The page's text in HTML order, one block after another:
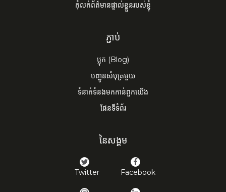
កុំលក់ព័ត៌មានផ្ទាល់ខ្លួនរបស់ខ្ញុំ
ភ្ជាប់
ប្លុក (Blog)
បញ្ជូនសំបុត្រមួយ
ទំនាក់ទំនងមកកាន់ពួកយើង
ផែនទីទំព័រ
នៃ​សង្គម
Twitter Facebook